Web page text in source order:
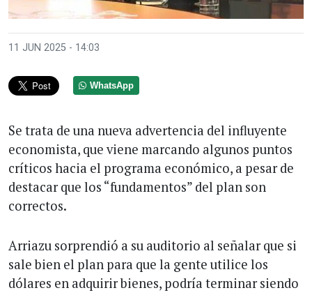
11 JUN 2025 - 14:03
WhatsApp
Se trata de una nueva advertencia del influyente
economista, que viene marcando algunos puntos
críticos hacia el programa económico, a pesar de
destacar que los “fundamentos” del plan son
correctos.
Arriazu sorprendió a su auditorio al señalar que si
sale bien el plan para que la gente utilice los
dólares en adquirir bienes, podría terminar siendo